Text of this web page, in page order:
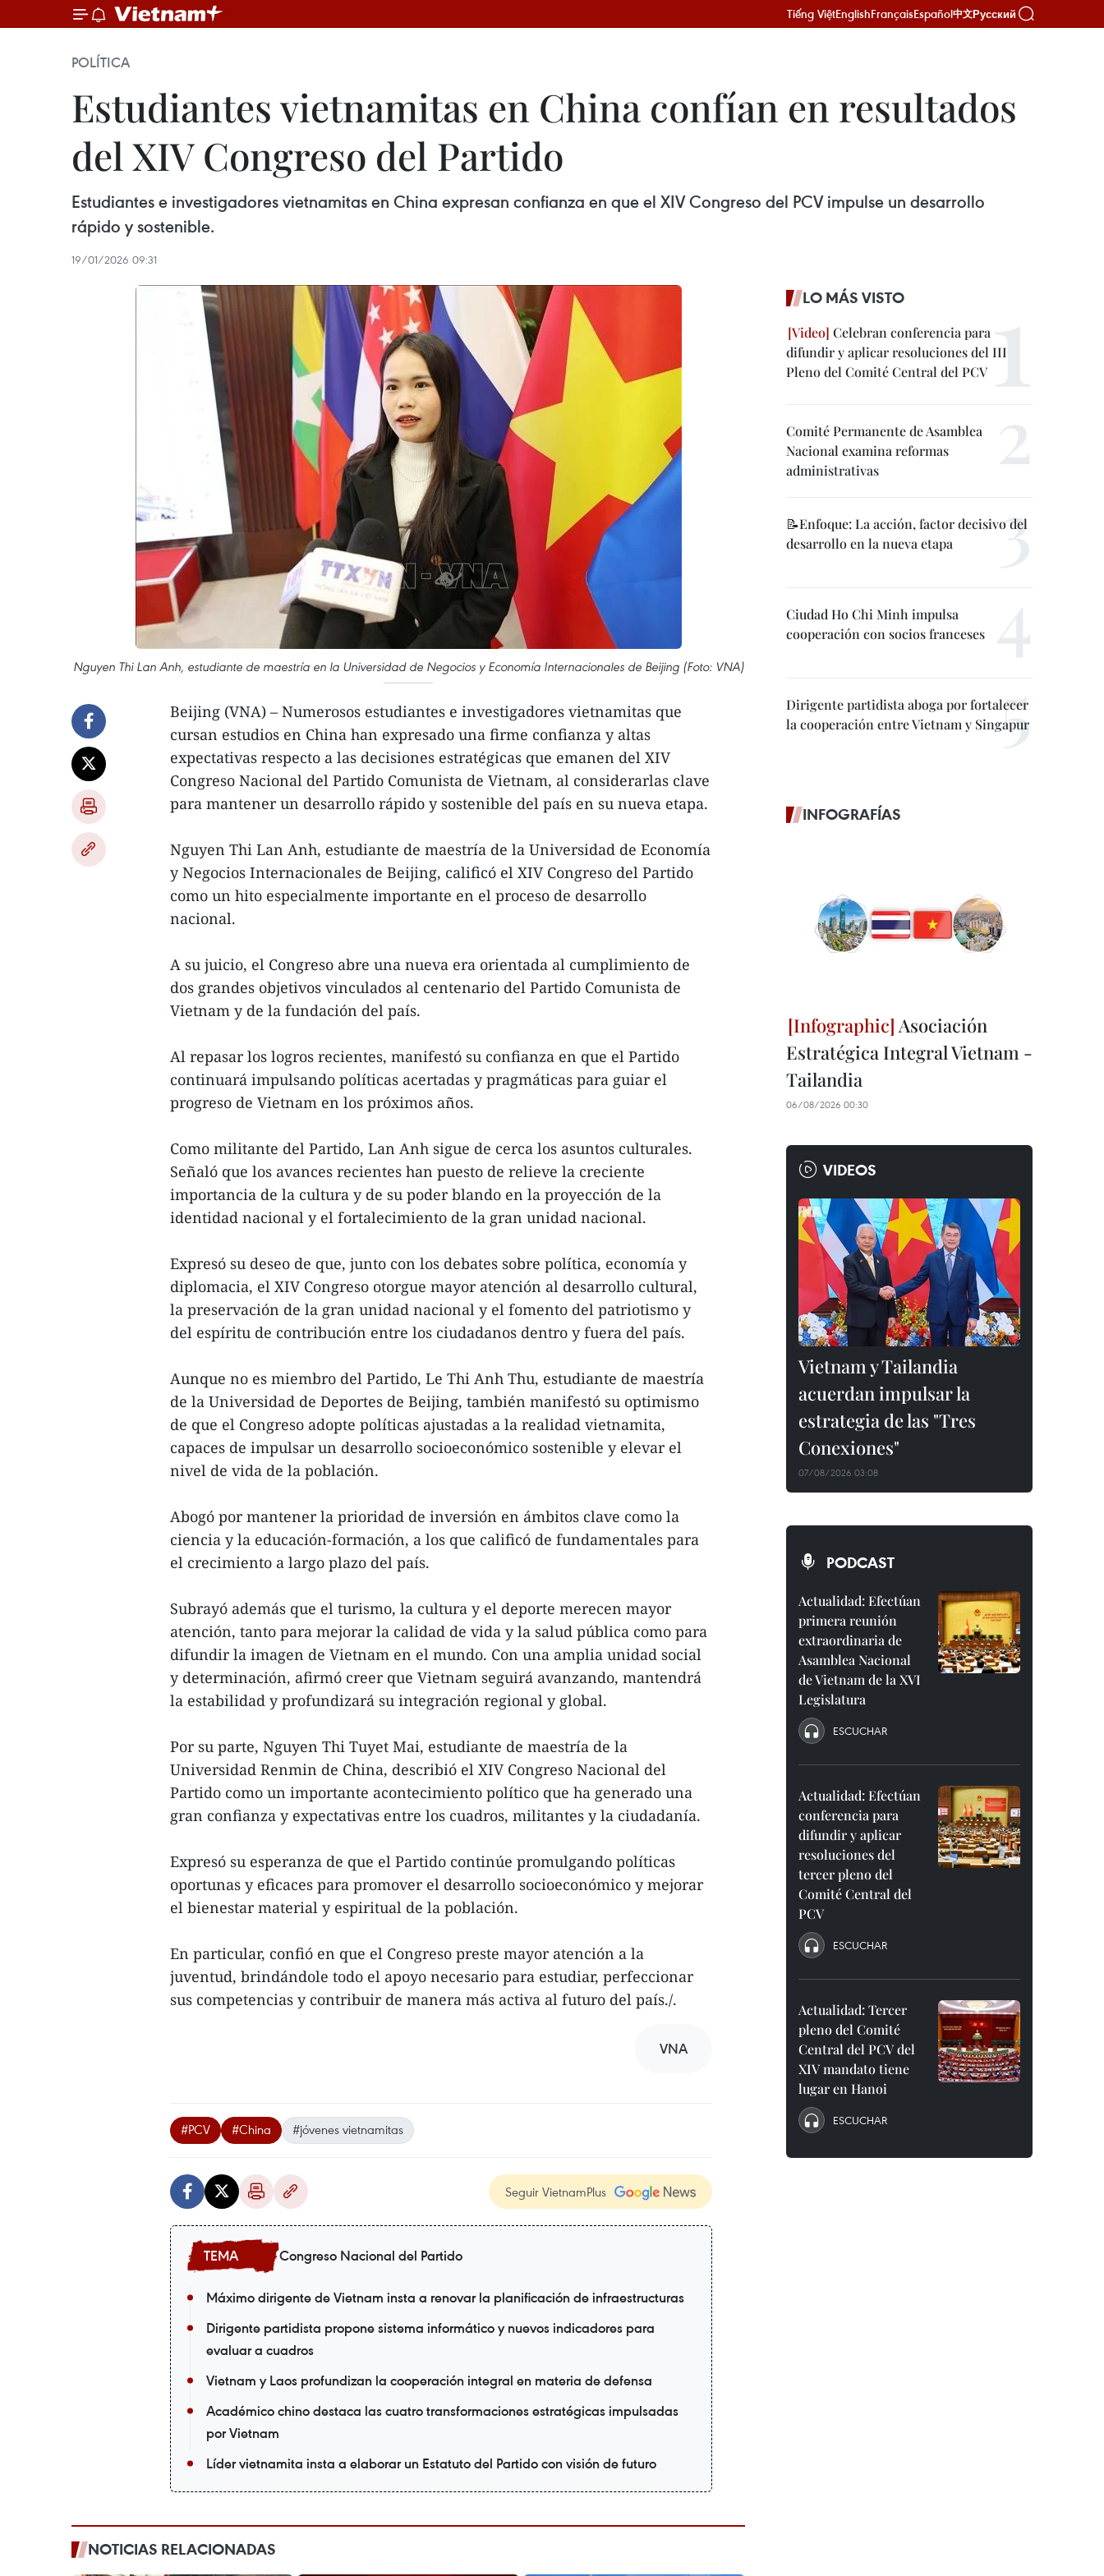
Tiếng ViệtEnglishFrançaisEspañol中文Русский
POLÍTICA
Estudiantes vietnamitas en China confían en resultados
del XIV Congreso del Partido
Estudiantes e investigadores vietnamitas en China expresan confianza en que el XIV Congreso del PCV impulse un desarrollo
rápido y sostenible.
19/01/2026 09:31
Nguyen Thi Lan Anh, estudiante de maestría en la Universidad de Negocios y Economía Internacionales de Beijing (Foto: VNA)
Beijing (VNA) – Numerosos estudiantes e investigadores vietnamitas que
cursan estudios en China han expresado una firme confianza y altas
expectativas respecto a las decisiones estratégicas que emanen del XIV
Congreso Nacional del Partido Comunista de Vietnam, al considerarlas clave
para mantener un desarrollo rápido y sostenible del país en su nueva etapa.
Nguyen Thi Lan Anh, estudiante de maestría de la Universidad de Economía
y Negocios Internacionales de Beijing, calificó el XIV Congreso del Partido
como un hito especialmente importante en el proceso de desarrollo
nacional.
A su juicio, el Congreso abre una nueva era orientada al cumplimiento de
dos grandes objetivos vinculados al centenario del Partido Comunista de
Vietnam y de la fundación del país.
Al repasar los logros recientes, manifestó su confianza en que el Partido
continuará impulsando políticas acertadas y pragmáticas para guiar el
progreso de Vietnam en los próximos años.
Como militante del Partido, Lan Anh sigue de cerca los asuntos culturales.
Señaló que los avances recientes han puesto de relieve la creciente
importancia de la cultura y de su poder blando en la proyección de la
identidad nacional y el fortalecimiento de la gran unidad nacional.
Expresó su deseo de que, junto con los debates sobre política, economía y
diplomacia, el XIV Congreso otorgue mayor atención al desarrollo cultural,
la preservación de la gran unidad nacional y el fomento del patriotismo y
del espíritu de contribución entre los ciudadanos dentro y fuera del país.
Aunque no es miembro del Partido, Le Thi Anh Thu, estudiante de maestría
de la Universidad de Deportes de Beijing, también manifestó su optimismo
de que el Congreso adopte políticas ajustadas a la realidad vietnamita,
capaces de impulsar un desarrollo socioeconómico sostenible y elevar el
nivel de vida de la población.
Abogó por mantener la prioridad de inversión en ámbitos clave como la
ciencia y la educación-formación, a los que calificó de fundamentales para
el crecimiento a largo plazo del país.
Subrayó además que el turismo, la cultura y el deporte merecen mayor
atención, tanto para mejorar la calidad de vida y la salud pública como para
difundir la imagen de Vietnam en el mundo. Con una amplia unidad social
y determinación, afirmó creer que Vietnam seguirá avanzando, mantendrá
la estabilidad y profundizará su integración regional y global.
Por su parte, Nguyen Thi Tuyet Mai, estudiante de maestría de la
Universidad Renmin de China, describió el XIV Congreso Nacional del
Partido como un importante acontecimiento político que ha generado una
gran confianza y expectativas entre los cuadros, militantes y la ciudadanía.
Expresó su esperanza de que el Partido continúe promulgando políticas
oportunas y eficaces para promover el desarrollo socioeconómico y mejorar
el bienestar material y espiritual de la población.
En particular, confió en que el Congreso preste mayor atención a la
juventud, brindándole todo el apoyo necesario para estudiar, perfeccionar
sus competencias y contribuir de manera más activa al futuro del país./.
VNA
#PCV #China #jóvenes vietnamitas
Seguir VietnamPlus
Congreso Nacional del Partido
Máximo dirigente de Vietnam insta a renovar la planificación de infraestructuras
Dirigente partidista propone sistema informático y nuevos indicadores para
evaluar a cuadros
Vietnam y Laos profundizan la cooperación integral en materia de defensa
Académico chino destaca las cuatro transformaciones estratégicas impulsadas
por Vietnam
Líder vietnamita insta a elaborar un Estatuto del Partido con visión de futuro
NOTICIAS RELACIONADAS
LO MÁS VISTO
Celebran conferencia para
difundir y aplicar resoluciones del III
Pleno del Comité Central del PCV
Comité Permanente de Asamblea
Nacional examina reformas
administrativas
📝Enfoque: La acción, factor decisivo del
desarrollo en la nueva etapa
Ciudad Ho Chi Minh impulsa
cooperación con socios franceses
Dirigente partidista aboga por fortalecer
la cooperación entre Vietnam y Singapur
INFOGRAFÍAS
Asociación
Estratégica Integral Vietnam -
Tailandia
06/08/2026 00:30
VIDEOS
Vietnam y Tailandia
acuerdan impulsar la
estrategia de las "Tres
Conexiones"
07/08/2026 03:08
PODCAST
Actualidad: Efectúan
primera reunión
extraordinaria de
Asamblea Nacional
de Vietnam de la XVI
Legislatura
ESCUCHAR
Actualidad: Efectúan
conferencia para
difundir y aplicar
resoluciones del
tercer pleno del
Comité Central del
PCV
ESCUCHAR
Actualidad: Tercer
pleno del Comité
Central del PCV del
XIV mandato tiene
lugar en Hanoi
ESCUCHAR